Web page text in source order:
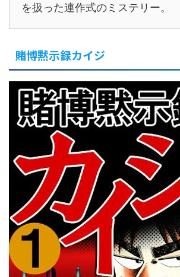
を扱った連作式のミステリー。
賭博黙示録カイジ